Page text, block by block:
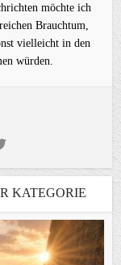
möchte ich
Brauchtum,
vielleicht in den
würden.
KATEGORIE